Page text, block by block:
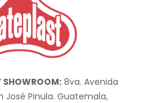
SHOWROOM:8va. Avenida
José Pinula. Guatemala,